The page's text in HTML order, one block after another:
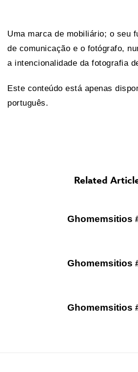
Uma marca de mobiliário; o seu
de comunicação e o fotógrafo,
a intencionalidade da fotografia
Este conteúdo está apenas
português.
Related
Ghomemsitios
Ghomemsitios
Ghomemsitios